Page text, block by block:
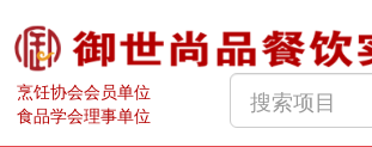
烹饪协会会员单位
食品学会理事单位